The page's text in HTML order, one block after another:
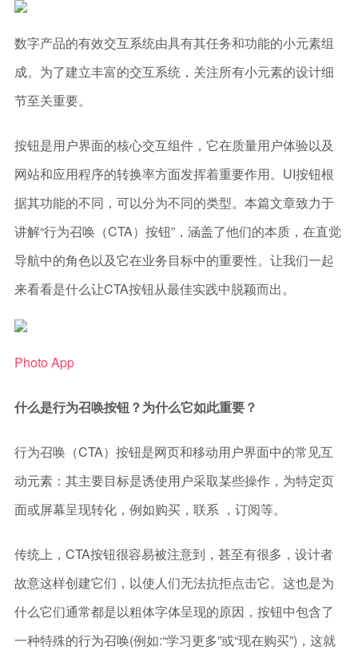
数字产品的有效交互系统由具有其任务和功能的小元素组
成。为了建立丰富的交互系统，关注所有小元素的设计细
节至关重要。
按钮是用户界面的核心交互组件，它在质量用户体验以及
网站和应用程序的转换率方面发挥着重要作用。UI按钮根
据其功能的不同，可以分为不同的类型。本篇文章致力于
讲解“行为召唤（CTA）按钮”，涵盖了他们的本质，在直觉
导航中的角色以及它在业务目标中的重要性。让我们一起
来看看是什么让CTA按钮从最佳实践中脱颖而出。
Photo App
什么是行为召唤按钮？为什么它如此重要？
行为召唤（CTA）按钮是网页和移动用户界面中的常见互
动元素：其主要目标是诱使用户采取某些操作，为特定页
面或屏幕呈现转化，例如购买，联系 ，订阅等。
传统上，CTA按钮很容易被注意到，甚至有很多，设计者
故意这样创建它们，以使人们无法抗拒点击它。这也是为
什么它们通常都是以粗体字体呈现的原因，按钮中包含了
一种特殊的行为召唤(例如:“学习更多”或“现在购买”)，这就